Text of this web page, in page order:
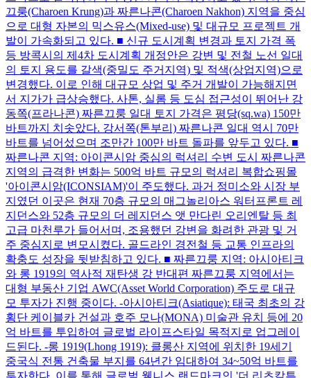
끄룽(Charoen Krung)과 짜른나콘(Charoen Nakhon) 지역을 중심
으로 대형 자본의 믹스유스(Mixed-use) 및 대규모 프로젝트 개
발이 가속화되고 있다. ■ 신규 도시계획 변경과 토지 가격 폭
등 방콕시의 제4차 도시계획 개정안은 강변 및 전철 노선 일대
의 토지 용도를 갈색(중밀도 주거지역) 및 적색(상업지역)으로
변경했다. 이로 인해 대규모 상업 및 주거 개발이 가능해지면
서 지가가 급상승했다. 사톤, 실롬 등 도심 접근성이 뛰어난 강
동쪽(프라나콘) 짜른끄룽 일대 토지 가격은 평당(sq.wa) 150만
바트까지 치솟았다. 강서쪽(톤부리) 짜른나콘 일대 역시 70만
바트를 넘어섰으며 조만간 100만 바트 돌파를 앞두고 있다. ■
짜른나콘 지역: 아이콘시암 중심의 럭셔리 수변 도시 짜른나콘
지역의 급격한 변화는 500억 바트 규모의 럭셔리 복합쇼핑몰
'아이콘시암(ICONSIAM)'이 주도했다. 과거 정미소와 시장 부
지였던 이곳은 현재 70층 규모의 매그놀리아스 워터프론트 레
지던스와 52층 규모의 더 레지던스 앳 만다린 오리엔탈 등 최
고급 마천루가 들어서며, 조용했던 강변을 화려한 관광 및 거
주 중심지로 변모시켰다. 골드라인 경전철 등 교통 인프라의
확충도 성장을 뒷받침하고 있다. ■ 짜른끄룽 지역: 아시아티크
와 롱 1919의 역사적 재탄생 강 반대편 짜른끄룽 지역에서는
대형 부동산 기업 AWC(Asset World Corporation) 주도로 대규
모 투자가 진행 중이다. -아시아티크(Asiatique): 태국 최초의 강
횡단 케이블카 건설과 호주 모나(MONA) 미술관 유치 등에 20
억 바트를 투입하여 글로벌 라이프스타일 목적지로 업그레이
드된다. -롱 1919(Lhong 1919): 클롱산 지역에 위치한 19세기
중국식 전통 건축물 부지를 64년간 임대하여 34~50억 바트를
투자한다. 이를 통해 글로벌 웰니스 랜드마크인 '더 리츠칼튼